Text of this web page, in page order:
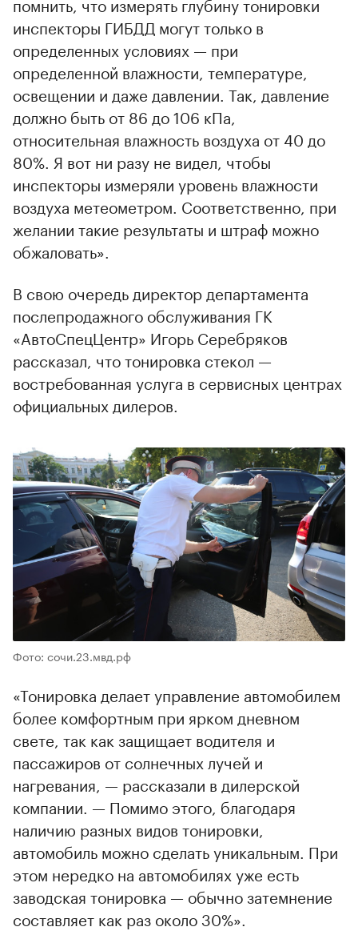
инспекторы ГИБДД могут только в
определенных условиях — при
определенной влажности, температуре,
освещении и даже давлении. Так, давление
должно быть от 86 до 106 кПа,
относительная влажность воздуха от 40 до
80%. Я вот ни разу не видел, чтобы
инспекторы измеряли уровень влажности
воздуха метеометром. Соответственно, при
желании такие результаты и штраф можно
обжаловать».
В свою очередь директор департамента
послепродажного обслуживания ГК
«АвтоСпецЦентр» Игорь Серебряков
рассказал, что тонировка стекол —
востребованная услуга в сервисных центрах
официальных дилеров.
Фото: сочи.23.мвд.рф
«Тонировка делает управление автомобилем
более комфортным при ярком дневном
свете, так как защищает водителя и
пассажиров от солнечных лучей и
нагревания, — рассказали в дилерской
компании. — Помимо этого, благодаря
наличию разных видов тонировки,
автомобиль можно сделать уникальным. При
этом нередко на автомобилях уже есть
заводская тонировка — обычно затемнение
составляет как раз около 30%».